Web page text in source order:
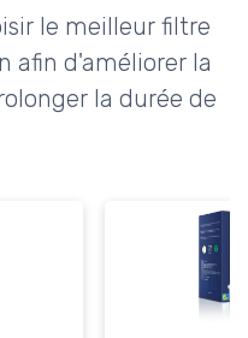
le meilleur filtre
afin d'améliorer la
la durée de